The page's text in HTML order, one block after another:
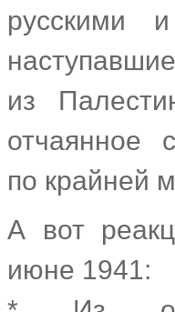
русскими
из
отчаянное
по крайней
А вот
июне 1941: